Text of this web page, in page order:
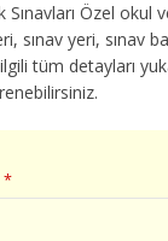
Özel okul
sınav yeri, sınav
tüm detayları
*